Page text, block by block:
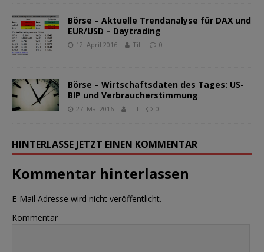
Börse – Aktuelle Trendanalyse für DAX und
EUR/USD – Daytrading
12. April 2016 Till 0
Börse – Wirtschaftsdaten des Tages: US-
BIP und Verbraucherstimmung
27. Mai 2016 Till 0
HINTERLASSE JETZT EINEN KOMMENTAR
Kommentar hinterlassen
E-Mail Adresse wird nicht veröffentlicht.
Kommentar